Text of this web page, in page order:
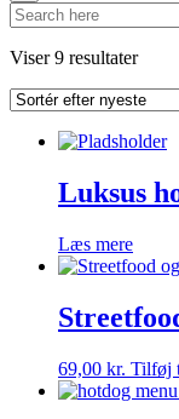
Viser 9 resultater
Luksus
Læs mere
69,00 kr. Tilføj